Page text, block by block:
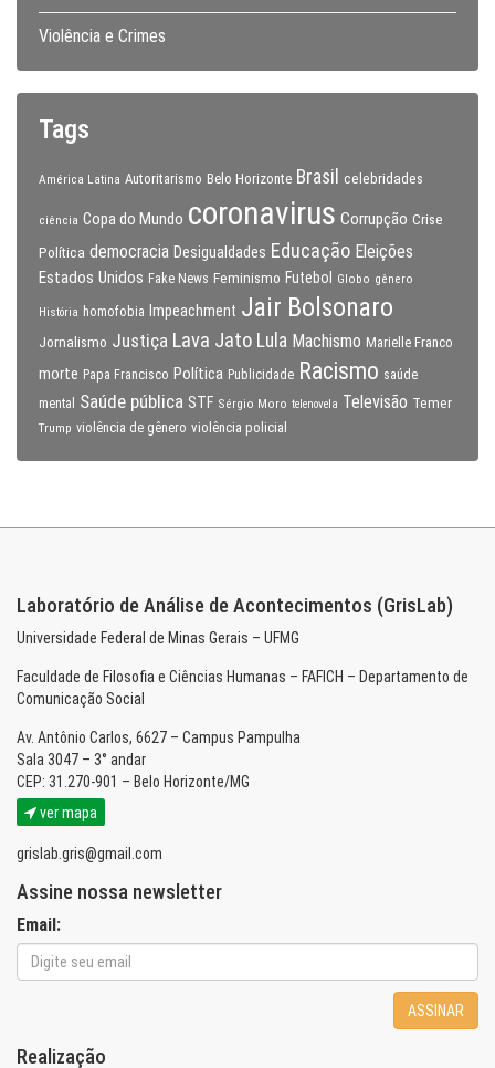
Violência e Crimes
Tags
América Latina Autoritarismo Belo Horizonte Brasil celebridades
ciência Copa do Mundo coronavirus Corrupção Crise
Política democracia Desigualdades Educação Eleições
Estados Unidos Fake News Feminismo Futebol Globo gênero
História homofobia Impeachment Jair Bolsonaro
Jornalismo Justiça Lava Jato Lula Machismo Marielle Franco
morte Papa Francisco Política Publicidade Racismo saúde
mental
Saúde pública STF Sérgio Moro telenovela Televisão Temer
Trump violência de gênero violência policial
Laboratório de Análise de Acontecimentos (GrisLab)
Universidade Federal de Minas Gerais – UFMG
Faculdade de Filosofia e Ciências Humanas – FAFICH – Departamento de
Comunicação Social
Av. Antônio Carlos, 6627 – Campus Pampulha
Sala 3047 – 3° andar
CEP: 31.270-901 – Belo Horizonte/MG
ver mapa
grislab.gris@gmail.com
Assine nossa newsletter
Email:
ASSINAR
Realização